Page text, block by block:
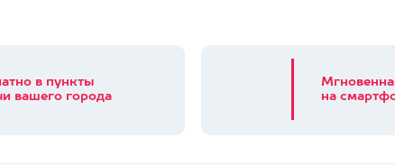
в пункты
вашего города
на